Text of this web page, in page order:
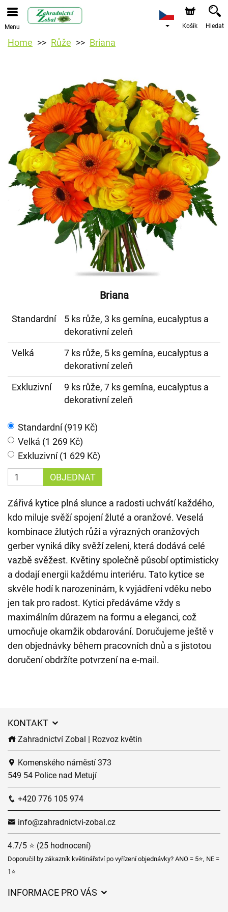
Menu Košík Hledat
Home Růže Briana
Briana
Standardní
5 ks růže, 3 ks gemína, eucalyptus a
dekorativní zeleň
Velká
7 ks růže, 5 ks gemína, eucalyptus a
dekorativní zeleň
Exkluzivní
9 ks růže, 7 ks gemína, eucalyptus a
dekorativní zeleň
Standardní (919 Kč)
Velká (1 269 Kč)
Exkluzivní (1 629 Kč)
OBJEDNAT
Zářivá kytice plná slunce a radosti uchvátí každého,
kdo miluje svěží spojení žluté a oranžové. Veselá
kombinace žlutých růží a výrazných oranžových
gerber vyniká díky svěží zeleni, která dodává celé
vazbě svěžest. Květiny společně působí optimisticky
a dodají energii každému interiéru. Tato kytice se
skvěle hodí k narozeninám, k vyjádření vděku nebo
jen tak pro radost. Kytici předáváme vždy s
maximálním důrazem na formu a eleganci, což
umocňuje okamžik obdarování. Doručujeme ještě v
den objednávky během pracovních dnů a s jistotou
doručení obdržíte potvrzení na e-mail.
KONTAKT
Zahradnictví Zobal | Rozvoz květin
Komenského náměstí 373
549 54 Police nad Metují
+420 776 105 974
info@zahradnictvi-zobal.cz
4.7/5 ⭐ (25 hodnocení)
Doporučil by zákazník květinářství po vyřízení objednávky? ANO = 5⭐, NE =
1⭐
INFORMACE PRO VÁS